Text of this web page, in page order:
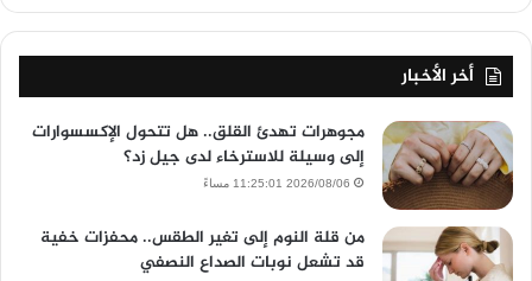
أخر الأخبار
مجوهرات تهدئ القلق.. هل تتحول الإكسسوارات
إلى وسيلة للاسترخاء لدى جيل زد؟
2026/08/06 11:25:01 مساءً
من قلة النوم إلى تغير الطقس.. محفزات خفية
قد تشعل نوبات الصداع النصفي